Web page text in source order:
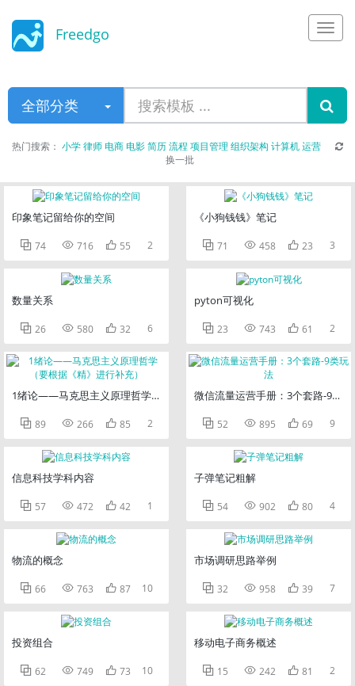
Freedgo
全部分类
热门搜索： 小学律师电商电影简历流程 项目管理 组织架构 计算机运营
换一批
印象笔记留给你的空间
 74  716  55 2
数量关系
 26  580  32 6
1绪论——马克思主义原理哲学（要根据《精》进行补充）
 89  266  85 2
信息科技学科内容
 57  472  42 1
物流的概念
 66  763  87 10
投资组合
 62  749  73 10
《小狗钱钱》笔记
 71  458  23 3
pyton可视化
 23  743  61 2
微信流量运营手册：3个套路-9类玩
 52  895  69 9
子弹笔记粗解
 54  902  80 4
市场调研思路举例
 32  958  39 7
移动电子商务概述
 15  242  81 2